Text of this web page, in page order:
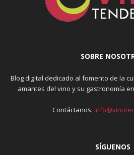
SOBRE
Blog digital dedicado al fomento de la
amantes del vino y su gastronomía
Contáctanos:
SÍGUENOS